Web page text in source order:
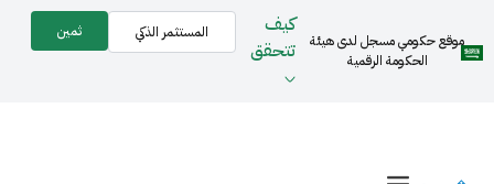
المستثمر الذكي ثمين
موقع حكومي مسجل لدى هيئة
الحكومة الرقمية
كيف
تتحقق